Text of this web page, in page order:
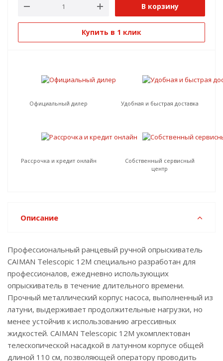
В корзину
Купить в 1 клик
Официальный дилер Удобная и быстрая доставка
Рассрочка и кредит онлайн
Собственный сервисный
центр
Описание
Профессиональный ранцевый ручной опрыскиватель
CAIMAN Telescopic 12M специально разработан для
профессионалов, ежедневно использующих
опрыскиватель в течение длительного времени.
Прочный металлический корпус насоса, выполненный из
латуни, выдерживает продолжительные нагрузки, но
менее устойчив к использованию агрессивных
жидкостей. CAIMAN Telescopic 12M укомплектован
телескопической насадкой в латунном корпусе общей
длиной 110 см, позволяющей оператору проводить